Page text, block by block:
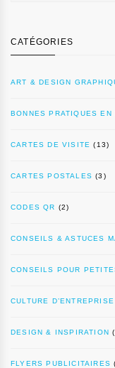
CATÉGORIES
ART & DESIGN
BONNES PRATIQUES EN
CARTES DE VISITE (13)
CARTES POSTALES (3)
CODES QR (2)
CONSEILS & ASTUCES
CONSEILS POUR
CULTURE D’ENTREPRISE
DESIGN & INSPIRATION
FLYERS PUBLICITAIRES